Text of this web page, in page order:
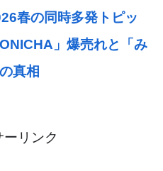
春の同時多発トピッ
」爆売れと「み
真相
ーリンク